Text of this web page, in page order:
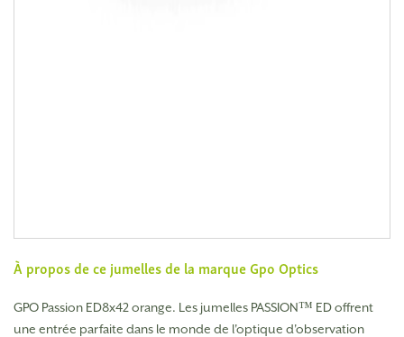
À propos de ce jumelles de la marqueGpo Optics
GPO Passion ED8x42 orange. Les jumelles PASSION™ ED offrent
une entrée parfaite dans le monde de l'optique d'observation